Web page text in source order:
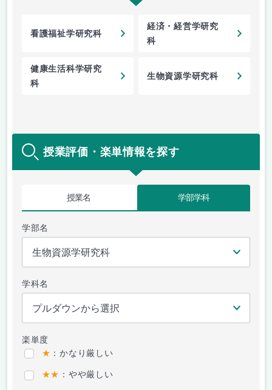
看護福祉学研究科
経済・経営学研究
科
健康生活科学研究
科
生物資源学研究科
授業評価・楽単情報を探す
授業名 学部学科
学部名
学科名
楽単度
★ ：かなり厳しい
★★ ：やや厳しい